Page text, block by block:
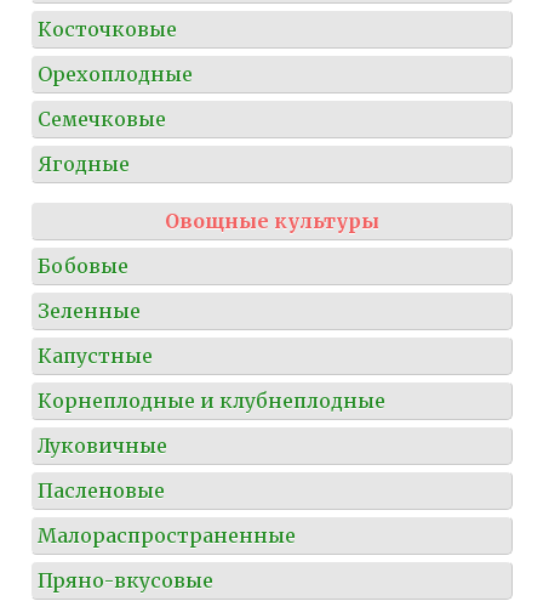
Косточковые
Орехоплодные
Семечковые
Ягодные
Овощные культуры
Бобовые
Зеленные
Капустные
Корнеплодные и клубнеплодные
Луковичные
Пасленовые
Малораспространенные
Пряно-вкусовые